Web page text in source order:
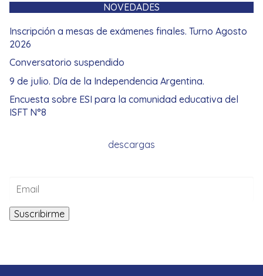
NOVEDADES
Inscripción a mesas de exámenes finales. Turno Agosto
2026
Conversatorio suspendido
9 de julio. Día de la Independencia Argentina.
Encuesta sobre ESI para la comunidad educativa del
ISFT N°8
descargas